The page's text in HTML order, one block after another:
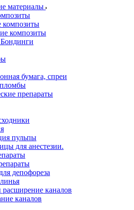
материалы
композиты
композиты
бумага, спреи
препараты
пульпы
для анестезии.
депофореза
расширение каналов
каналов